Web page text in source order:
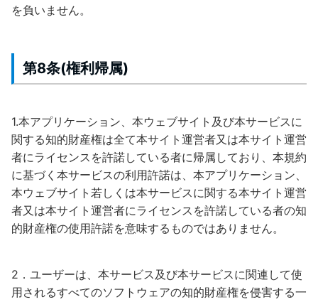
を負いません。
第8条(権利帰属)
1.本アプリケーション、本ウェブサイト及び本サービスに
関する知的財産権は全て本サイト運営者又は本サイト運営
者にライセンスを許諾している者に帰属しており、本規約
に基づく本サービスの利用許諾は、本アプリケーション、
本ウェブサイト若しくは本サービスに関する本サイト運営
者又は本サイト運営者にライセンスを許諾している者の知
的財産権の使用許諾を意味するものではありません。
2．ユーザーは、本サービス及び本サービスに関連して使
用されるすべてのソフトウェアの知的財産権を侵害する一